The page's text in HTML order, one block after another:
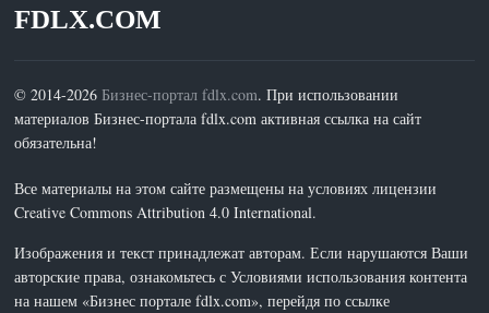
FDLX.COM
© 2014-2026Бизнес-портал fdlx.com. При использовании
материалов Бизнес-портала fdlx.com активная ссылка на сайт
обязательна!
Все материалы на этом сайте размещены на условиях лицензии
Creative Commons Attribution 4.0 International.
Изображения и текст принадлежат авторам. Если нарушаются Ваши
авторские права, ознакомьтесь с Условиями использования контента
на нашем «Бизнес портале fdlx.com», перейдя по ссылке